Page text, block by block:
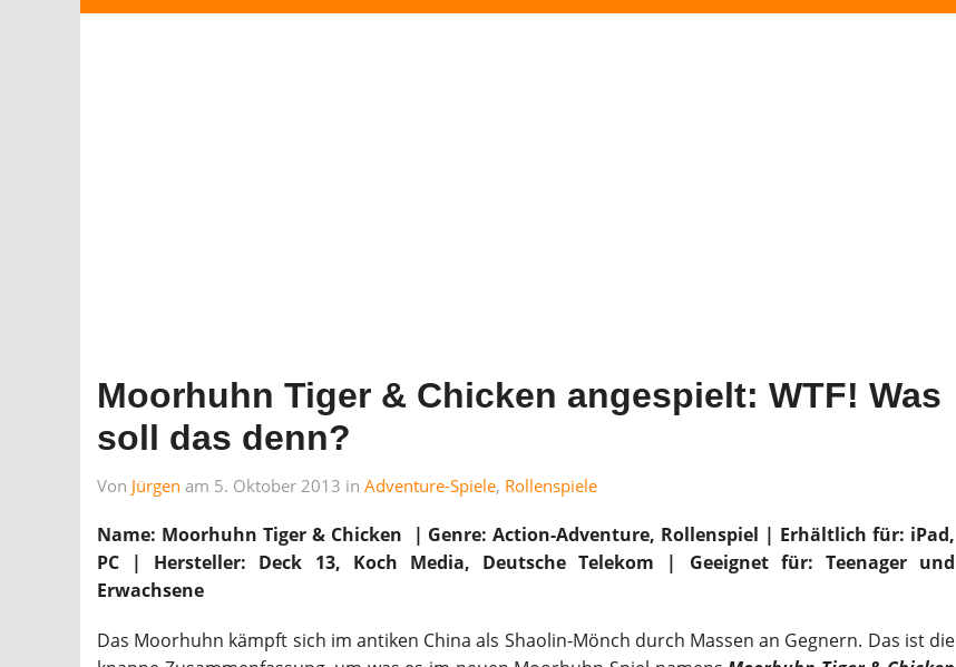
Moorhuhn Tiger & Chicken angespielt: WTF! Was
soll das denn?
Von Jürgen am 5. Oktober 2013 in Adventure-Spiele, Rollenspiele
Name: Moorhuhn Tiger & Chicken | Genre: Action-Adventure, Rollenspiel | Erhältlich für: iPad,
PC | Hersteller: Deck 13, Koch Media, Deutsche Telekom | Geeignet für: Teenager und
Erwachsene
Das Moorhuhn kämpft sich im antiken China als Shaolin-Mönch durch Massen an Gegnern. Das ist die